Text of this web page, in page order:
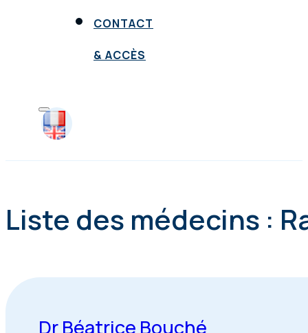
CONTACT
& ACCÈS
Liste des médecins :
Dr Béatrice Bouché